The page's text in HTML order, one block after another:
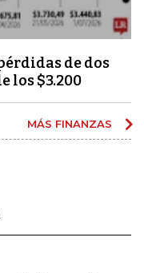
de dos
los $3.200
MÁS FINANZAS